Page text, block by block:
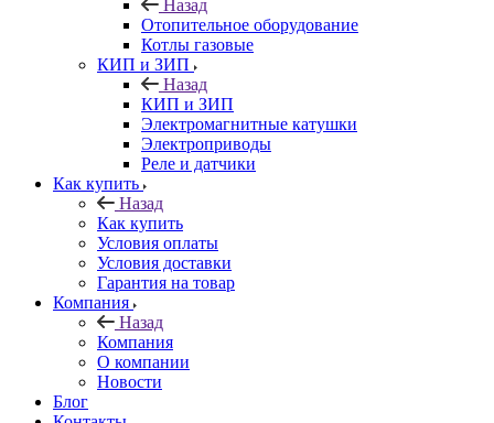
Назад
Отопительное оборудование
Котлы газовые
КИП и ЗИП
Назад
КИП и ЗИП
Электромагнитные катушки
Электроприводы
Реле и датчики
Как купить
Назад
Как купить
Условия оплаты
Условия доставки
Гарантия на товар
Компания
Назад
Компания
О компании
Новости
Блог